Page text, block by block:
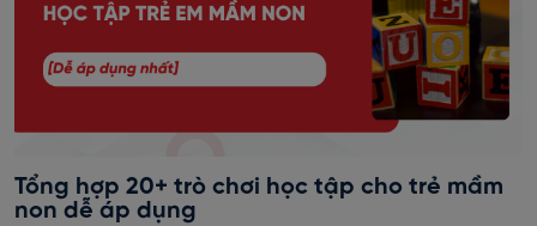
Tổng hợp 20+ trò chơi học tập cho trẻ mầm
non dễ áp dụng